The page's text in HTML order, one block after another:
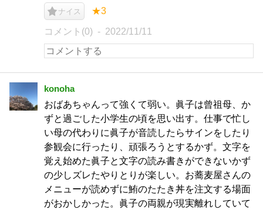
ナイス ★3
コメント(0) 2022/11/11
konoha
おばあちゃんって強くて弱い。眞子は曾祖母、か
ずと過ごした小学生の頃を思い出す。仕事で忙し
い母の代わりに眞子が音読したらサインをしたり
参観会に行ったり、頑張ろうとするかず。文字を
覚え始めた眞子と文字の読み書きができないかず
の少しズレたやりとりが楽しい。お蕎麦屋さんの
メニューが読めずに鮪のたたき丼を注文する場面
がおかしかった。眞子の両親が現実離れしていて